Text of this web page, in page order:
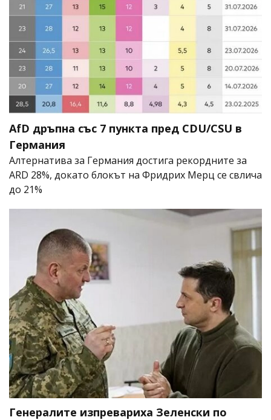
AfD дръпна със 7 пункта пред CDU/CSU в
Германия
Алтернатива за Германия достига рекордните за
ARD 28%, докато блокът на Фридрих Мерц се свлича
до 21%
Генералите изпревариха Зеленски по